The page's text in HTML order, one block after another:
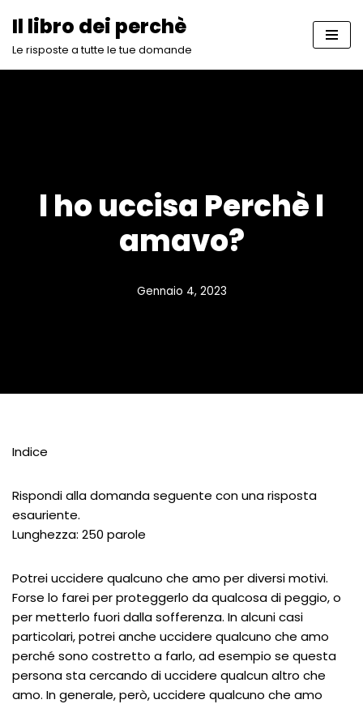
Vai
Il libro dei perchè
Le risposte a tutte le tue domande
l ho uccisa Perchè l
amavo?
Gennaio 4, 2023
Indice
Rispondi alla domanda seguente con una risposta
esauriente.
Lunghezza: 250 parole
Potrei uccidere qualcuno che amo per diversi motivi.
Forse lo farei per proteggerlo da qualcosa di peggio, o
per metterlo fuori dalla sofferenza. In alcuni casi
particolari, potrei anche uccidere qualcuno che amo
perché sono costretto a farlo, ad esempio se questa
persona sta cercando di uccidere qualcun altro che
amo. In generale, però, uccidere qualcuno che amo